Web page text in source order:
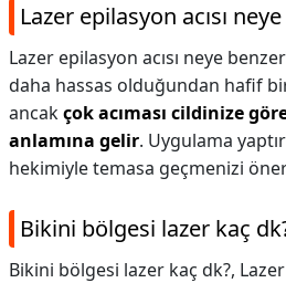
Lazer epilasyon acısı
Lazer epilasyon acısı neye
daha hassas olduğundan hafif
ancakçok acıması cildinize
anlamına gelir. Uygulama
hekimiyle temasa geçmenizi
Bikini bölgesi lazer kaç
Bikini bölgesi lazer kaç dk?,